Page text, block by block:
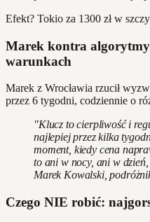
Efekt? Tokio za 1300 zł w
Marek kontra
warunkach
Marek z Wrocławia rzucił
przez 6 tygodni, codziennie o
"Klucz to cierpliwość i
najlepiej przez kilka
moment, kiedy cena
to ani w nocy, ani w
Marek Kowalski,
Czego NIE robić: